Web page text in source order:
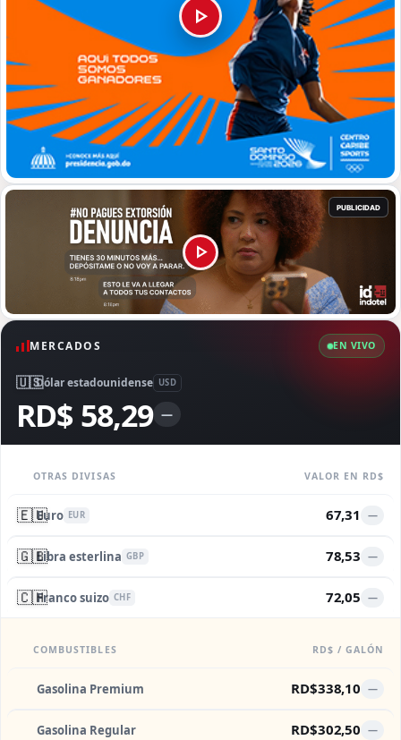
MERCADOS EN VIVO
🇺🇸Dólar estadounidense USD
RD$ 58,29 —
OTRAS DIVISAS VALOR EN RD$
🇪🇺Euro EUR 67,31 —
🇬🇧Libra esterlina GBP 78,53 —
🇨🇭Franco suizo CHF 72,05 —
COMBUSTIBLES RD$ / GALÓN
Gasolina Premium RD$338,10 —
Gasolina Regular RD$302,50 —